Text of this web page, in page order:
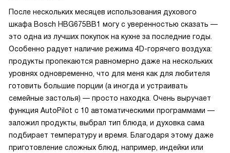
После нескольких месяцев использования духового
шкафа Bosch HBG675BB1 могу с уверенностью сказать —
это одна из лучших покупок на кухне за последние годы.
Особенно радует наличие режима 4D-горячего воздуха:
продукты пропекаются равномерно даже на нескольких
уровнях одновременно, что для меня как для любителя
готовить большие порции (а иногда и устраивать
семейные застолья) — просто находка. Очень выручает
функция AutoPilot с 10 автоматическими программами —
заложил продукты, выбрал тип блюда, и духовка сама
подбирает температуру и время. Благодаря этому даже
приготовление сложных блюд, например, индейки или